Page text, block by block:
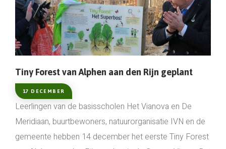
Tiny Forest van Alphen aan den Rijn geplant
17 DECEMBER
Leerlingen van de basisscholen Het Vianova en De
Meridiaan, buurtbewoners, natuurorganisatie IVN en de
gemeente hebben 14 december het eerste Tiny Forest